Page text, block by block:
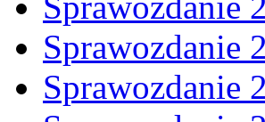
Sprawozdanie
Sprawozdanie